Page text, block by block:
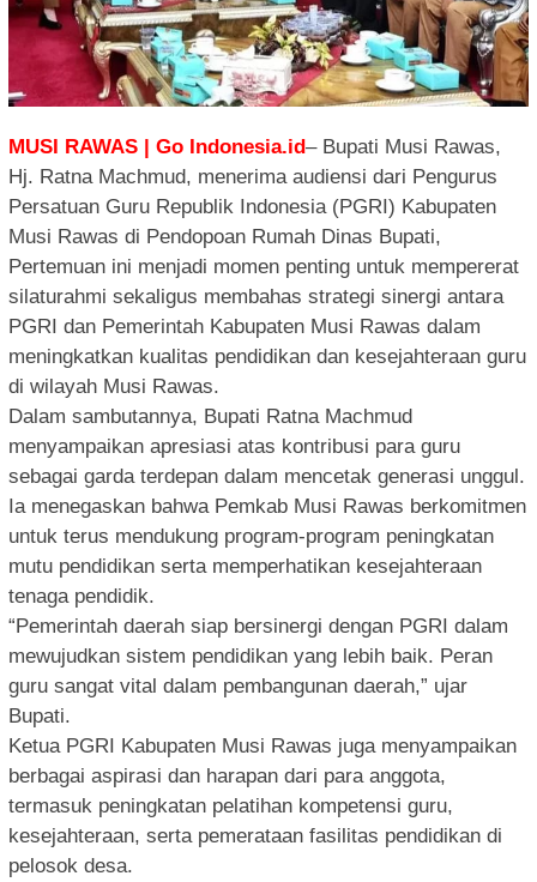
MUSI RAWAS | Go Indonesia.id– Bupati Musi Rawas,
Hj. Ratna Machmud, menerima audiensi dari Pengurus
Persatuan Guru Republik Indonesia (PGRI) Kabupaten
Musi Rawas di Pendopoan Rumah Dinas Bupati,
Pertemuan ini menjadi momen penting untuk mempererat
silaturahmi sekaligus membahas strategi sinergi antara
PGRI dan Pemerintah Kabupaten Musi Rawas dalam
meningkatkan kualitas pendidikan dan kesejahteraan guru
di wilayah Musi Rawas.
Dalam sambutannya, Bupati Ratna Machmud
menyampaikan apresiasi atas kontribusi para guru
sebagai garda terdepan dalam mencetak generasi unggul.
Ia menegaskan bahwa Pemkab Musi Rawas berkomitmen
untuk terus mendukung program-program peningkatan
mutu pendidikan serta memperhatikan kesejahteraan
tenaga pendidik.
“Pemerintah daerah siap bersinergi dengan PGRI dalam
mewujudkan sistem pendidikan yang lebih baik. Peran
guru sangat vital dalam pembangunan daerah,” ujar
Bupati.
Ketua PGRI Kabupaten Musi Rawas juga menyampaikan
berbagai aspirasi dan harapan dari para anggota,
termasuk peningkatan pelatihan kompetensi guru,
kesejahteraan, serta pemerataan fasilitas pendidikan di
pelosok desa.